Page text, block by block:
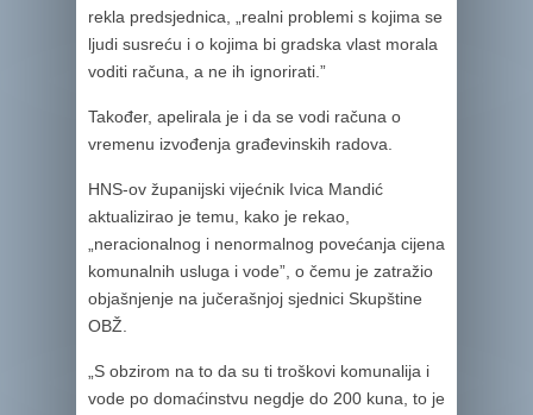
rekla predsjednica, „realni problemi s kojima se
ljudi susreću i o kojima bi gradska vlast morala
voditi računa, a ne ih ignorirati.”
Također, apelirala je i da se vodi računa o
vremenu izvođenja građevinskih radova.
HNS-ov županijski vijećnik Ivica Mandić
aktualizirao je temu, kako je rekao,
„neracionalnog i nenormalnog povećanja cijena
komunalnih usluga i vode”, o čemu je zatražio
objašnjenje na jučerašnjoj sjednici Skupštine
OBŽ.
„S obzirom na to da su ti troškovi komunalija i
vode po domaćinstvu negdje do 200 kuna, to je